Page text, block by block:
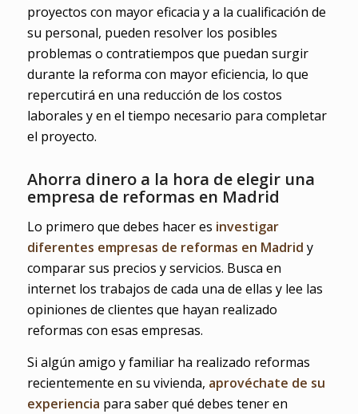
proyectos con mayor eficacia y a la cualificación de
su personal, pueden resolver los posibles
problemas o contratiempos que puedan surgir
durante la reforma con mayor eficiencia, lo que
repercutirá en una reducción de los costos
laborales y en el tiempo necesario para completar
el proyecto.
Ahorra dinero a la hora de elegir una
empresa de reformas en Madrid
Lo primero que debes hacer es investigar
diferentes empresas de reformas en Madrid y
comparar sus precios y servicios. Busca en
internet los trabajos de cada una de ellas y lee las
opiniones de clientes que hayan realizado
reformas con esas empresas.
Si algún amigo y familiar ha realizado reformas
recientemente en su vivienda, aprovéchate de su
experiencia para saber qué debes tener en